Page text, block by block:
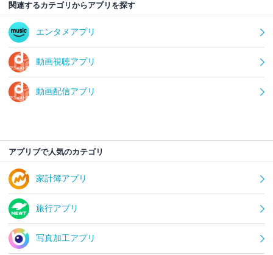
関連するカテゴリからアプリを探す
エンタメアプリ
動画視聴アプリ
動画配信アプリ
アプリブで人気のカテゴリ
家計簿アプリ
旅行アプリ
写真加工アプリ